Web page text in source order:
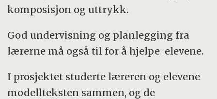
komposisjon og uttrykk.
God undervisning og planlegging fra
lærerne må også til for å hjelpe elevene.
I prosjektet studerte læreren og elevene
modellteksten sammen, og de